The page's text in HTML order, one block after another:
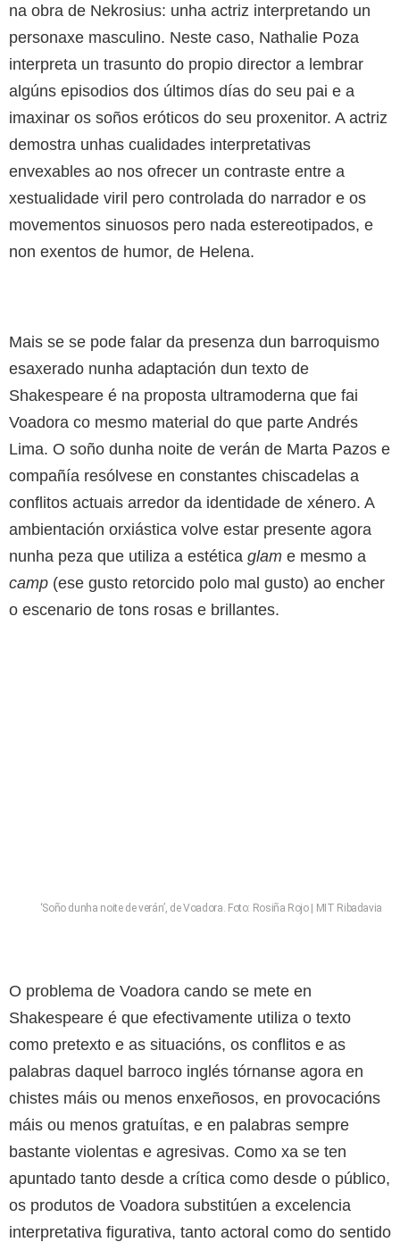
na obra de Nekrosius: unha actriz interpretando un
personaxe masculino. Neste caso, Nathalie Poza
interpreta un trasunto do propio director a lembrar
algúns episodios dos últimos días do seu pai e a
imaxinar os soños eróticos do seu proxenitor. A actriz
demostra unhas cualidades interpretativas
envexables ao nos ofrecer un contraste entre a
xestualidade viril pero controlada do narrador e os
movementos sinuosos pero nada estereotipados, e
non exentos de humor, de Helena.
Mais se se pode falar da presenza dun barroquismo
esaxerado nunha adaptación dun texto de
Shakespeare é na proposta ultramoderna que fai
Voadora co mesmo material do que parte Andrés
Lima. O soño dunha noite de verán de Marta Pazos e
compañía resólvese en constantes chiscadelas a
conflitos actuais arredor da identidade de xénero. A
ambientación orxiástica volve estar presente agora
nunha peza que utiliza a estética glam e mesmo a
camp (ese gusto retorcido polo mal gusto) ao encher
o escenario de tons rosas e brillantes.
‘Soño dunha noite de verán’, de Voadora. Foto: Rosiña Rojo | MIT Ribadavia
O problema de Voadora cando se mete en
Shakespeare é que efectivamente utiliza o texto
como pretexto e as situacións, os conflitos e as
palabras daquel barroco inglés tórnanse agora en
chistes máis ou menos enxeñosos, en provocacións
máis ou menos gratuítas, e en palabras sempre
bastante violentas e agresivas. Como xa se ten
apuntado tanto desde a crítica como desde o público,
os produtos de Voadora substitúen a excelencia
interpretativa figurativa, tanto actoral como do sentido